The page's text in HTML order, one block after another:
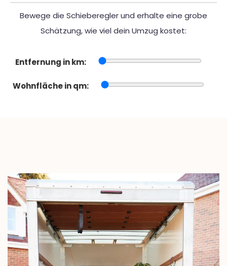
Bewege die Schieberegler und erhalte eine grobe
Schätzung, wie viel dein Umzug kostet:
Entfernung in km:
Wohnfläche in qm: